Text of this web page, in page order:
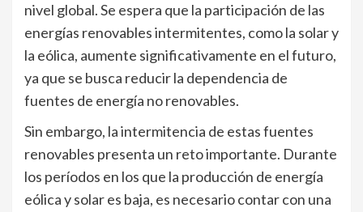
nivel global. Se espera que la participación de las
energías renovables intermitentes, como la solar y
la eólica, aumente significativamente en el futuro,
ya que se busca reducir la dependencia de
fuentes de energía no renovables.
Sin embargo, la intermitencia de estas fuentes
renovables presenta un reto importante. Durante
los períodos en los que la producción de energía
eólica y solar es baja, es necesario contar con una